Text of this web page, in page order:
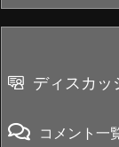
ディスカッ
コメント一